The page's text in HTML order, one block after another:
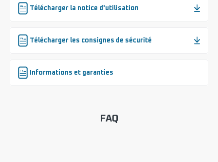
Télécharger la notice d'utilisation
Télécharger les consignes de sécurité
Informations et garanties
FAQ